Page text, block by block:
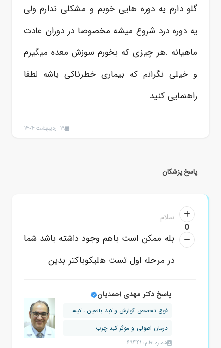
گلو دارم یه دوره هایی خوبم و مشکلی ندارم ولی
یه دوره درد شروع میشه مخصوصا در دوران عادت
ماهیانه .هر چیزی که بخورم سوزش معده میگیرم
و خیلی نگرانم که بیماری خطرناکی باشه لطفا
راهنمایی کنید
19 اردیبهشت 1404
پاسخ پزشکان
0
سلام
بله ممکن است باهم وجود داشته باشد شما
در مرحله اول تست هلیکوباکتر بدین
پاسخ دکتر مهدی احمدیان
فوق تخصص گوارش و کبد بالغین ، کیسه صفرا
درمان اصولی و موثر کبد چرب
شماره نظام: 69441